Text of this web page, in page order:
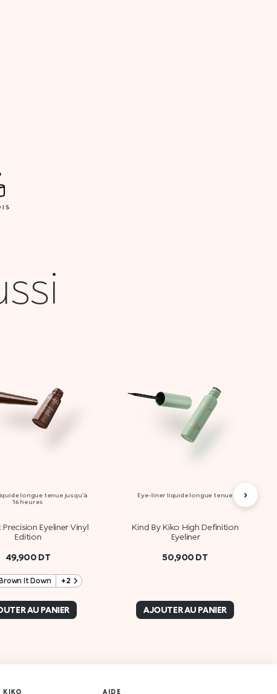
longue tenue jusqu’à
16 heures
Precision Eyeliner Vinyl
Edition
49,900 DT
It Down +2
AU PANIER
Eye-liner liquide longue tenue
Kind By Kiko High Definition
Eyeliner
50,900 DT
AJOUTER AU PANIER
›
KIKO AIDE